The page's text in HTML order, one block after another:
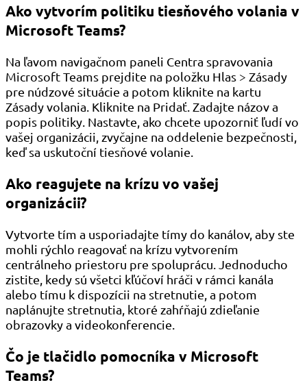
Ako vytvorím politiku tiesňového volania v
Microsoft Teams?
Na ľavom navigačnom paneli Centra spravovania
Microsoft Teams prejdite na položku Hlas > Zásady
pre núdzové situácie a potom kliknite na kartu
Zásady volania. Kliknite na Pridať. Zadajte názov a
popis politiky. Nastavte, ako chcete upozorniť ľudí vo
vašej organizácii, zvyčajne na oddelenie bezpečnosti,
keď sa uskutoční tiesňové volanie.
Ako reagujete na krízu vo vašej
organizácii?
Vytvorte tím a usporiadajte tímy do kanálov, aby ste
mohli rýchlo reagovať na krízu vytvorením
centrálneho priestoru pre spoluprácu. Jednoducho
zistite, kedy sú všetci kľúčoví hráči v rámci kanála
alebo tímu k dispozícii na stretnutie, a potom
naplánujte stretnutia, ktoré zahŕňajú zdieľanie
obrazovky a videokonferencie.
Čo je tlačidlo pomocníka v Microsoft
Teams?